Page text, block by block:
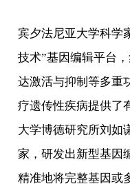
宾夕法尼亚大学科学
技术”基因编辑平台
达激活与抑制等多重
疗遗传性疾病提供了
大学博德研究所刘如
家，研发出新型基因
精准地将完整基因或